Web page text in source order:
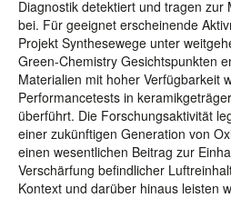
Diagnostik detektiert und tragen zur
bei. Für geeignet erscheinende
Projekt Synthesewege unter
Green-Chemistry Gesichtspunkten
Materialien mit hoher Verfügbarkeit
Performancetests in
überführt. Die Forschungsaktivität
einer zukünftigen Generation von
einen wesentlichen Beitrag zur
Verschärfung befindlicher
Kontext und darüber hinaus leisten